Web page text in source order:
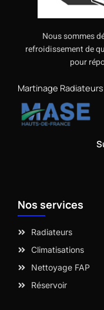
Nous sommes
refroidissement de
pour
Martinage
Nos services
Radiateurs
Climatisations
Nettoyage FAP
Réservoir